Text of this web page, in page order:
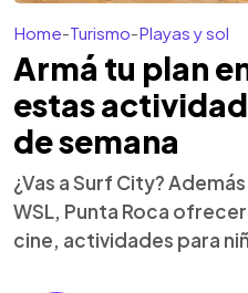
Home-Turismo-Playas y sol
Armá tu plan
estas
de semana
¿Vas a Surf City?
WSL, Punta Roca
cine, actividades para